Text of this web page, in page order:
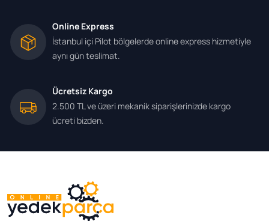
Online Express
İstanbul içi Pilot bölgelerde online express hizmetiyle
aynı gün teslimat.
Ücretsiz Kargo
2.500 TL ve üzeri mekanik siparişlerinizde kargo
ücreti bizden.